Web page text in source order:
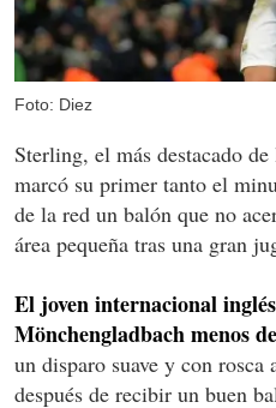
Foto: Diez
Sterling, el más destacado
marcó su primer tanto el
de la red un balón que no
área pequeña tras una gran
El joven internacional
Mönchengladbach menos
un disparo suave y con
después de recibir un buen